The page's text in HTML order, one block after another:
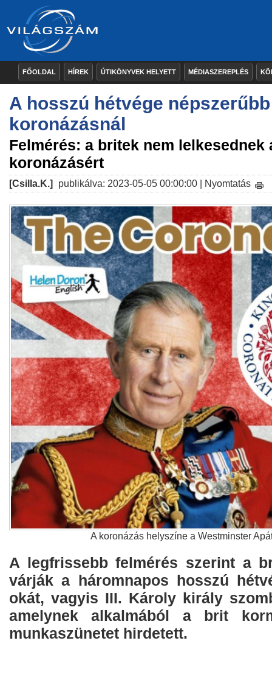
FŐOLDAL HÍREK ÚTIKÖNYVEK HELYETT MÉDIASZEREPLÉS
A hosszú hétvége
koronázásnál
Felmérés: a britek nem lelkesednek
koronázásért
[Csilla.K.] publikálva: 2023-05-05 00:00:00 | Nyomtatás
A koronázás helyszíne a Westminster
A legfrissebb felmérés szerint a
várják a háromnapos hosszú
okát, vagyis III. Károly király
amelynek alkalmából a brit
munkaszünetet hirdetett.